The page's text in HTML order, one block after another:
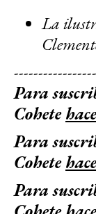
La
Para
Cohete
Para
Cohete
Para